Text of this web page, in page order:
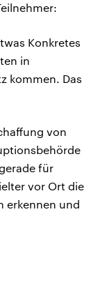
Konkretes
in
kommen. Das
von
für
vor Ort die
erkennen und